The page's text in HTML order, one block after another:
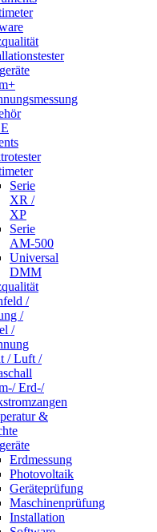
Serie
XR /
XP
Serie
AM-500
Universal
DMM
/
/
/
/ Luft /
Erd-/
&
Erdmessung
Photovoltaik
Geräteprüfung
Maschinenprüfung
Installation